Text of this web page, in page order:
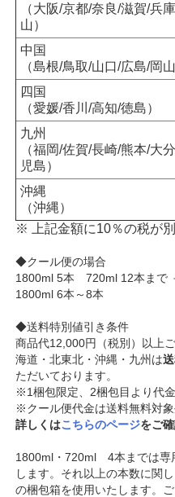
（大阪/京都/奈良/滋賀/兵
山）
中国
（島根/鳥取/山口/広島/岡山
四国
（愛媛/香川/高知/徳島）
九州
（福岡/佐賀/長崎/熊本/大
児島）
沖縄
（沖縄）
※ 上記金額に10％の税が別
◆クール便の場合
1800ml 5本 720ml 12本まで
1800ml 6本～8本 ＋
◆送料特別値引き条件
商品代12,000円（税別）以上
海道・北東北・沖縄・九州は
ただいております。
※1梱包限定、2梱包目より代金
※クール便代金は送料無料対象
詳しくはこちらのページをご確
1800ml・720ml 4本までは専
します。それ以上の本数に関
の梱包箱を使用いたします。